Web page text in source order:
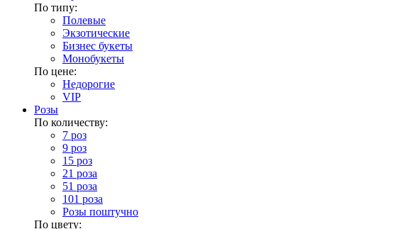
По типу:
Полевые
Экзотические
Бизнес букеты
Монобукеты
По цене:
Недорогие
VIP
Розы
По количеству:
7 роз
9 роз
15 роз
21 роза
51 роза
101 роза
Розы поштучно
По цвету: